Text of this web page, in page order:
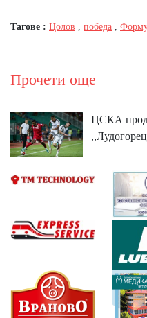
Тагове : Цолов победа
Прочети още
ЦСКА